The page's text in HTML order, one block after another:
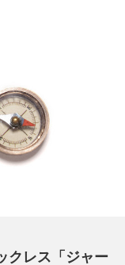
クレス「ジャー